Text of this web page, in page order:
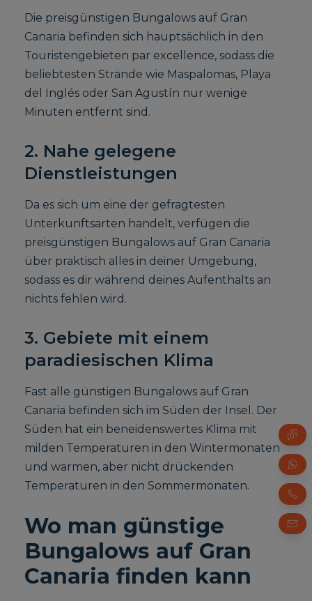
Die preisgünstigen Bungalows auf Gran
Canaria befinden sich hauptsächlich in den
Touristengebieten par excellence, sodass die
beliebtesten Strände wie Maspalomas, Playa
del Inglés oder San Agustín nur wenige
Minuten entfernt sind.
2. Nahe gelegene
Dienstleistungen
Da es sich um eine der gefragtesten
Unterkunftsarten handelt, verfügen die
preisgünstigen Bungalows auf Gran Canaria
über praktisch alles in deiner Umgebung,
sodass es dir während deines Aufenthalts an
nichts fehlen wird.
3. Gebiete mit einem
paradiesischen Klima
Fast alle günstigen Bungalows auf Gran
Canaria befinden sich im Süden der Insel. Der
Süden hat ein beneidenswertes Klima mit
milden Temperaturen in den Wintermonaten
und warmen, aber nicht drückenden
Temperaturen in den Sommermonaten.
Wo man günstige
Bungalows auf Gran
Canaria finden kann
FAQ
E-